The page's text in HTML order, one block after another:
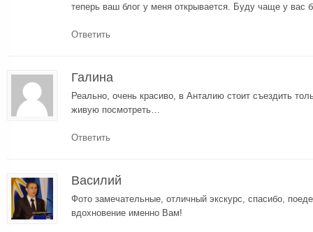
теперь ваш блог у меня открывается. Буду чаще у вас
Ответить
Галина
Реально, очень красиво, в Анталию стоит съездить
живую посмотреть…
Ответить
Василий
Фото замечательные, отличный экскурс, спасибо,
вдохновение именно Вам!